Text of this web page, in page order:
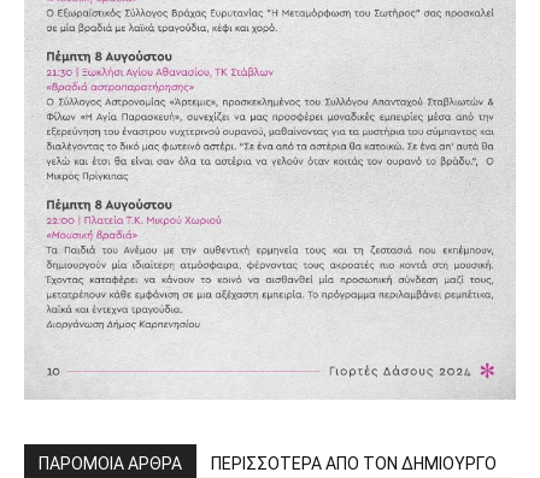
ΠΑΡΟΜΟΙΑ ΑΡΘΡΑ ΠΕΡΙΣΣΟΤΕΡΑ ΑΠΟ ΤΟΝ ΔΗΜΙΟΥΡΓΟ